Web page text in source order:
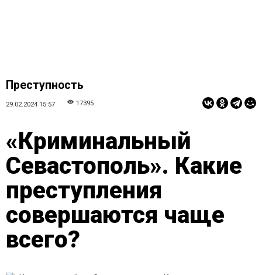
Преступность
29.02.2024 15:57 17395
«Криминальный
Севастополь». Какие
преступления
совершаются чаще
всего?